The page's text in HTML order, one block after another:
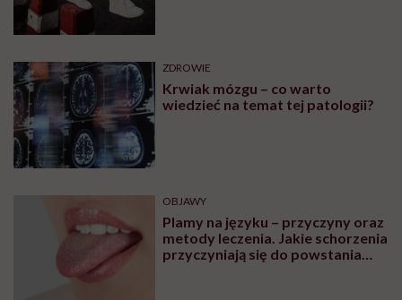
ZDROWIE
Krwiak mózgu – co warto
wiedzieć na temat tej patologii?
OBJAWY
Plamy na języku – przyczyny oraz
metody leczenia. Jakie schorzenia
przyczyniają się do powstania